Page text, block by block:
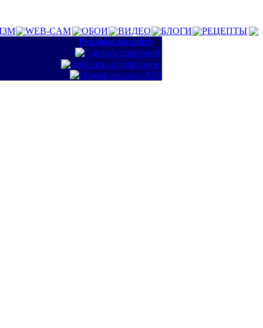
WEB-CAM ОБОИ ВИДЕО БЛОГИ
РЕЦЕПТЫ
:: Реклама на сайте ::